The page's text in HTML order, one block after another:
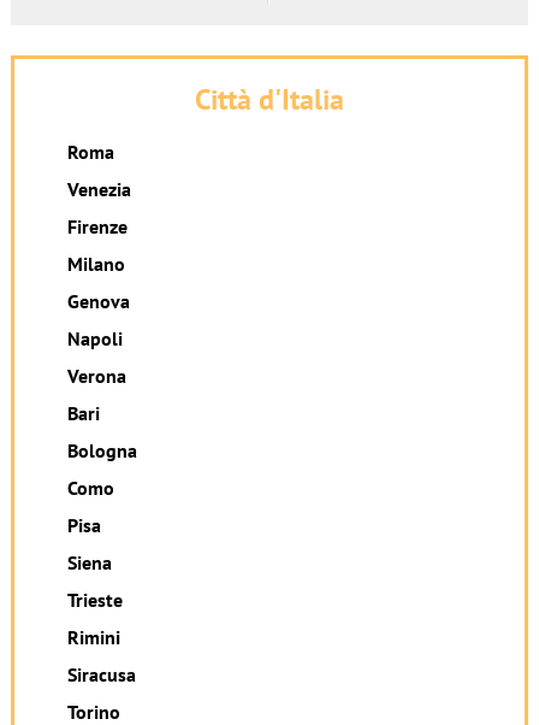
Città d'Italia
Roma
Venezia
Firenze
Milano
Genova
Napoli
Verona
Bari
Bologna
Como
Pisa
Siena
Trieste
Rimini
Siracusa
Torino